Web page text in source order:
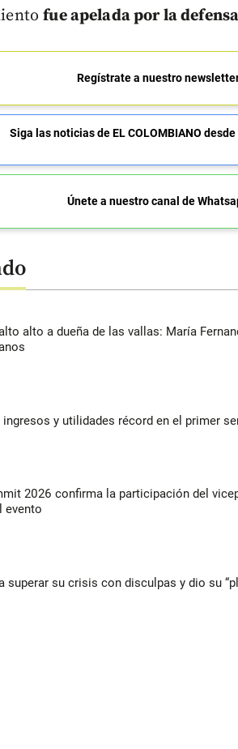
fue apelada por la
Regístrate a nuestro
Siga las noticias de EL COLOMBIANO
Únete a nuestro canal de
alto a dueña de las vallas: María
y utilidades récord en el primer
2026 confirma la participación del
evento
superar su crisis con disculpas y dio su